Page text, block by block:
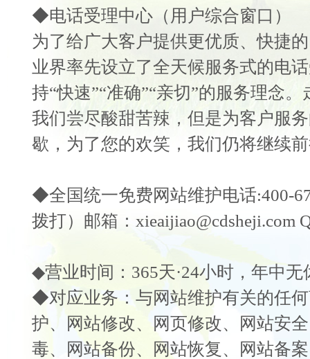
◆电话受理中心（用户综合窗口）
为了给广大客户提供更优质、快捷的
业界率先设立了全天候服务式的电
持“快速”“准确”“亲切”的服务理念
我们尝尽酸甜苦辣，但是为客户服
歇，为了您的欢笑，我们仍将继续
◆全国统一免费网站维护电话:400-
拨打）邮箱：xieaijiao@cdsheji.com
◆营业时间：365天·24小时，年中无
◆对应业务：与网站维护有关的任
护、 网站修改、网页修改、 网站安全
毒、 网站备份、 网站恢复、 网站备案